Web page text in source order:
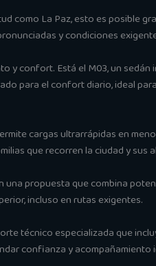
como La Paz, esto es posible
y condiciones
y confort. Está el M03, un
para el confort diario, ideal
cargas ultrarrápidas en
que recorren la ciudad y sus
propuesta que combina
incluso en rutas exigentes.
técnico especializada que
confianza y